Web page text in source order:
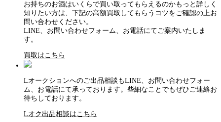
お持ちのお酒はいくらで買い取ってもらえるのかもっと詳しく
知りたい方は、下記の高額買取してもらうコツをご確認の上お
問い合わせください。
LINE、お問い合わせフォーム、お電話にてご案内いたしま
す。
買取はこちら
Lオークションへのご出品相談もLINE、お問い合わせフォー
ム、お電話にて承っております。些細なことでもぜひご連絡お
待ちしております。
Lオク出品相談はこちら